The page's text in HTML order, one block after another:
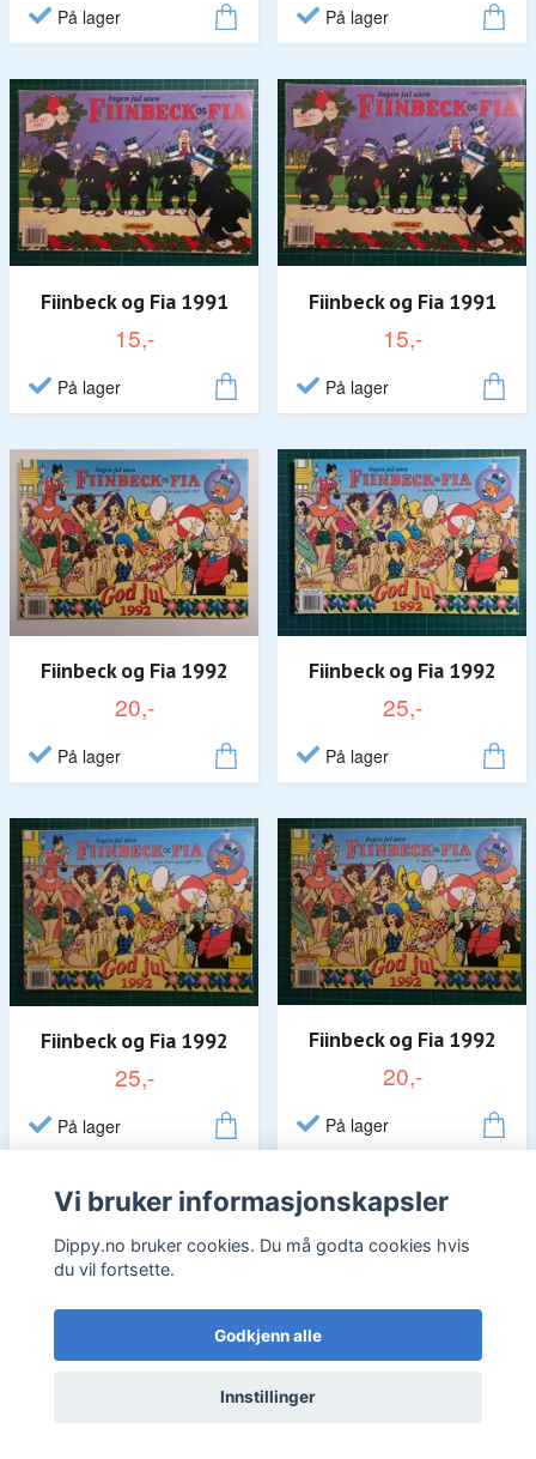
På lager På lager
Fiinbeck og Fia 1991
15,-
På lager
Fiinbeck og Fia 1991
15,-
På lager
Fiinbeck og Fia 1992
20,-
På lager
Fiinbeck og Fia 1992
25,-
På lager
Fiinbeck og Fia 1992
25,-
På lager
Fiinbeck og Fia 1992
20,-
På lager
Fiinbeck og Fia 1992 Fiinbeck og Fia 1992
Vi bruker informasjonskapsler
Dippy.no bruker cookies. Du må godta cookies hvis
du vil fortsette.
Godkjenn alle
Innstillinger